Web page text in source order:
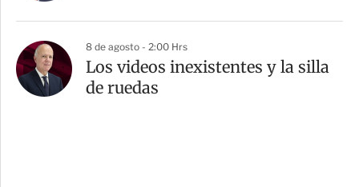
8 de agosto - 2:00 Hrs
Los videos inexistentes y la silla
de ruedas